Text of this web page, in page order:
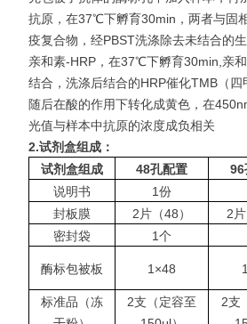
抗原，在37℃下孵育30min，两者与固
疫复合物，经PBST洗涤除去未结合的
亲和素-HRP，在37℃下孵育30min,亲
结合，洗涤后结合的HRP催化TMB（四
随后在酸的作用下转化成黄色，在
光值与样本中抗原的浓度成负相关
2.试剂盒组成：
试剂盒组成
48孔配置 96
说明书
1份
封板膜
2片（48）
2片
密封袋
1个
酶标包被板 1×48
标准品（冻
2支（定容至
2支